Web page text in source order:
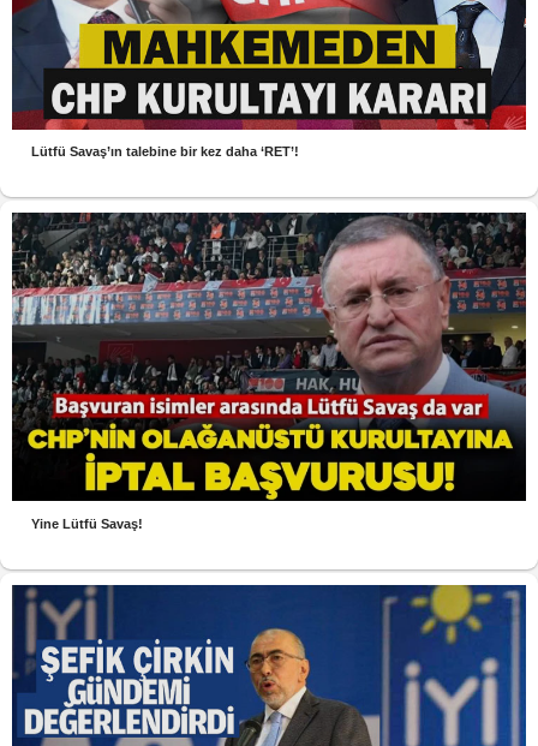
Lütfü Savaş’ın talebine bir kez daha ‘RET’!
Yine Lütfü Savaş!